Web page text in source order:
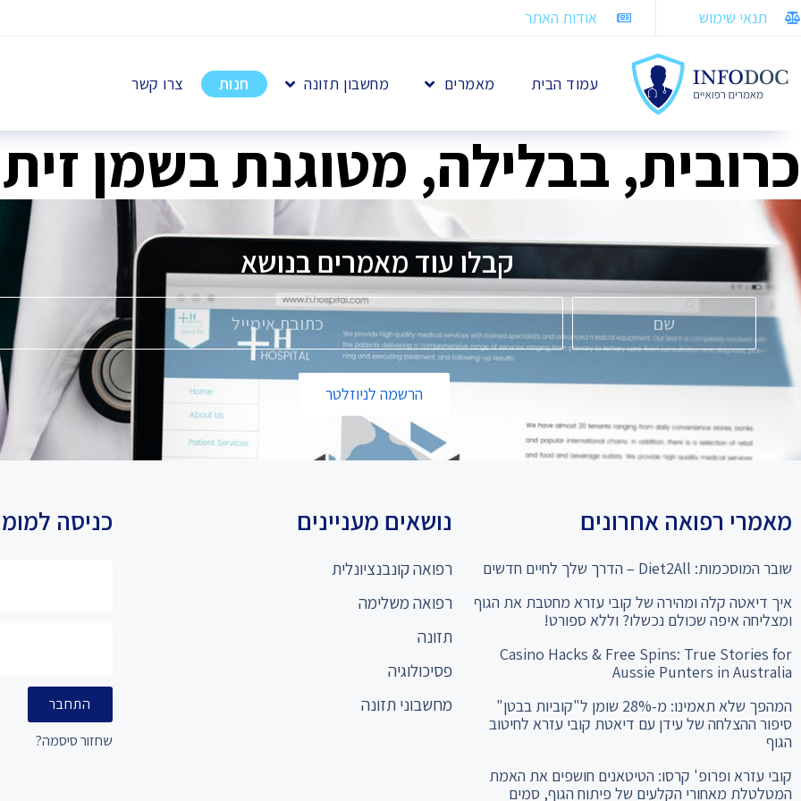
תנאי שימוש אודות האתר
עמוד הבית מאמרים מחשבון תזונה חנות צרו קשר
כרובית, בבלילה, מטוגנת בשמן זית
קבלו עוד מאמרים בנושאפ
הרשמה לניוזלטר
מאמרי רפואה אחרונים
שובר המוסכמות: Diet2All – הדרך שלך לחיים חדשים
איך דיאטה קלה ומהירה של קובי עזרא מחטבת את הגוף
ומצליחה איפה שכולם נכשלו? וללא ספורט!
Casino Hacks & Free Spins: True Stories for
Aussie Punters in Australia
המהפך שלא תאמינו: מ-28% שומן ל"קוביות בבטן"
סיפור ההצלחה של עידן עם דיאטת קובי עזרא לחיטוב
הגוף
קובי עזרא ופרופ' קרסו: הטיטאנים חושפים את האמת
המטלטלת מאחורי הקלעים של פיתוח הגוף, סמים
נושאים מעניינים
רפואה קונבנציונלית
רפואה משלימה
תזונה
פסיכולוגיה
מחשבוני תזונה
כניסה
התחבר
שחזור סיסמה?